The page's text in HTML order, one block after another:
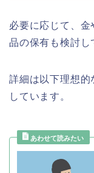
必要に応じて、
品の保有も検討し
詳細は以下理想的
しています。